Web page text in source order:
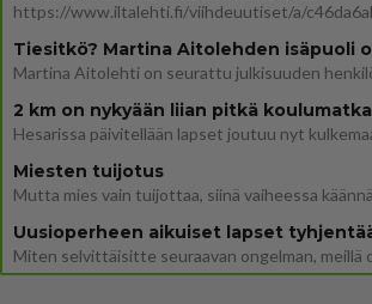
2 km on nykyään liian pitkä koulumatka
Miesten tuijotus